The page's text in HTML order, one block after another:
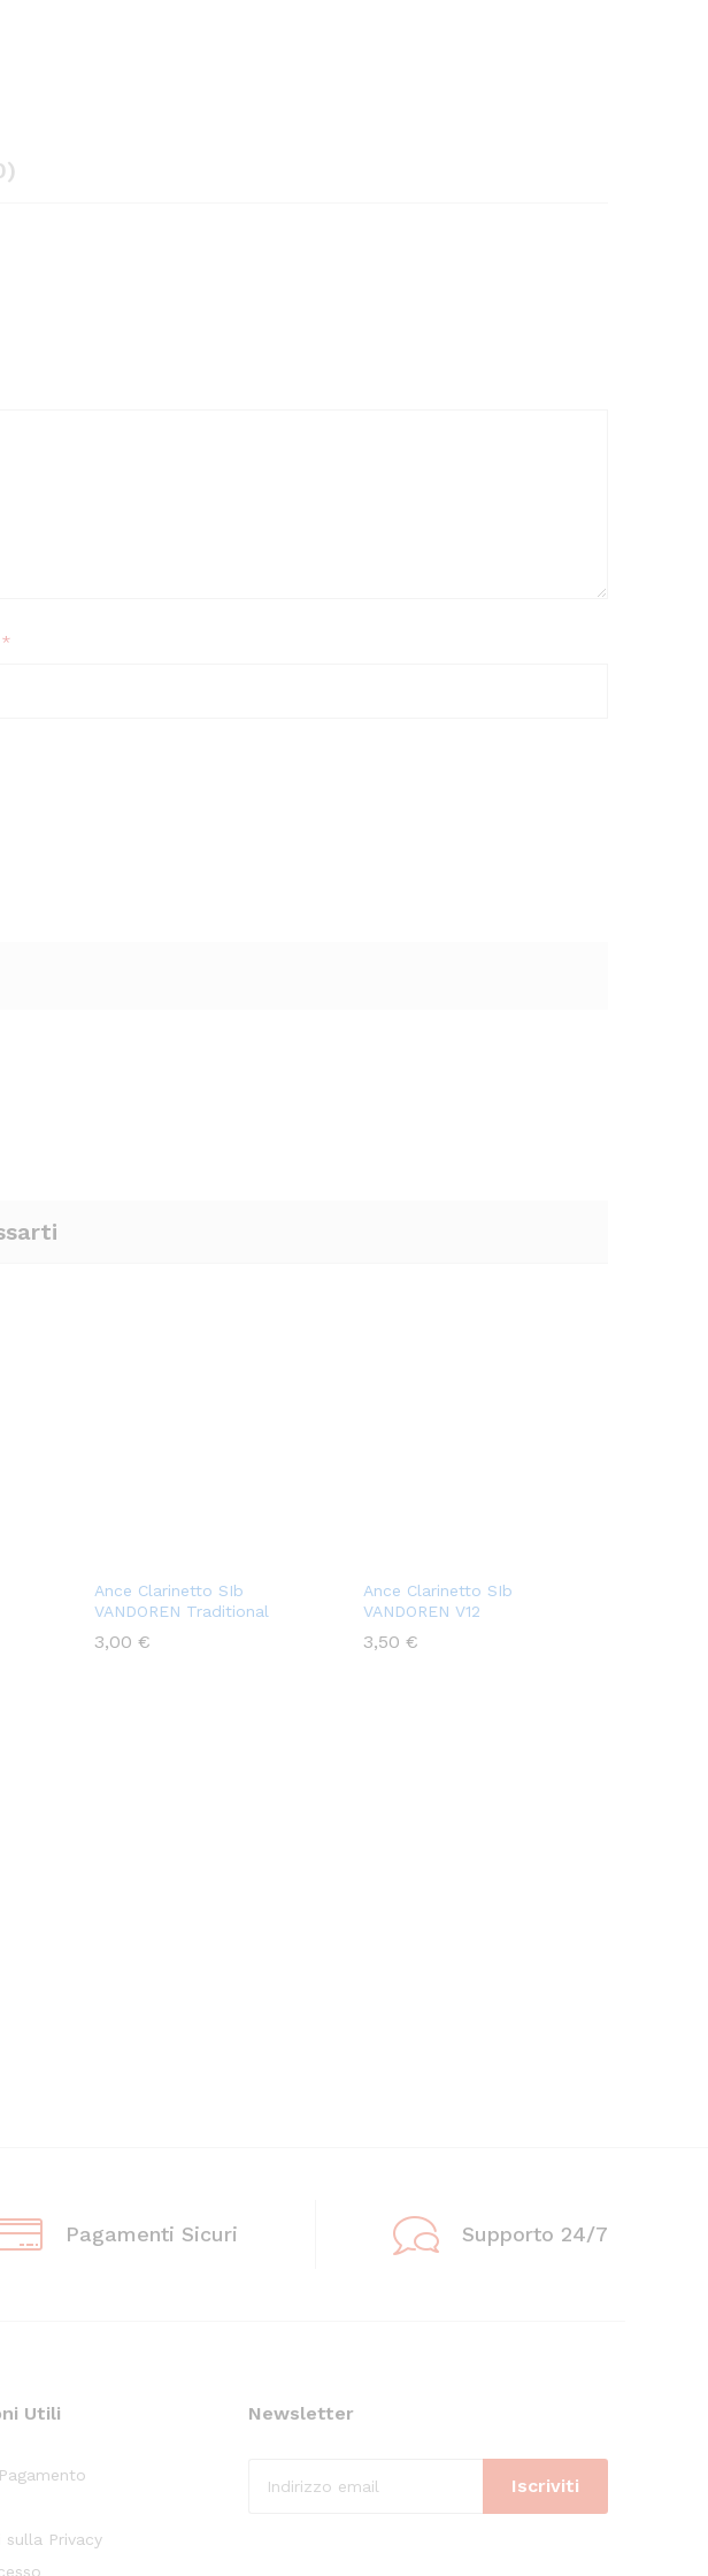
*
Ance Clarinetto SIb
VANDOREN Traditional
3,00 €
Ance Clarinetto SIb
VANDOREN V12
3,50 €
Pagamenti Sicuri Supporto 24/7
Utili
sulla Privacy
Newsletter